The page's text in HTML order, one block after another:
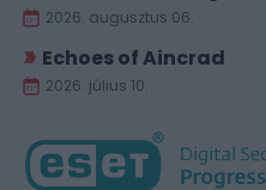
2026. augusztus 06.
Echoes of Aincrad
2026. július 10.